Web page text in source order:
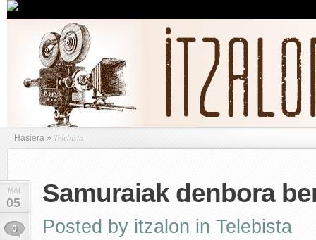
Hasiera » Telebista
MAI
05
0
Samuraiak denbora
Posted by itzalon in Telebista